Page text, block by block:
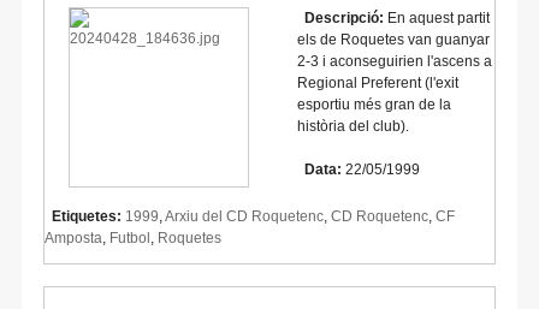
Descripció: En aquest partit
els de Roquetes van guanyar
2-3 i aconseguirien l'ascens a
Regional Preferent (l'exit
esportiu més gran de la
història del club).
Data: 22/05/1999
Etiquetes: 1999 Arxiu del CD Roquetenc CD Roquetenc CF
Amposta Futbol Roquetes